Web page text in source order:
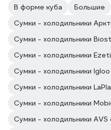
В форме куба Большие
Сумки - холодильники
Сумки - холодильники
Сумки - холодильники
Сумки - холодильники
Сумки - холодильники
Сумки - холодильники
Сумки - холодильники